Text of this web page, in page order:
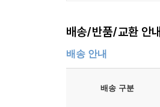
배송/반품/교환 안내
배송 안내
배송 구분